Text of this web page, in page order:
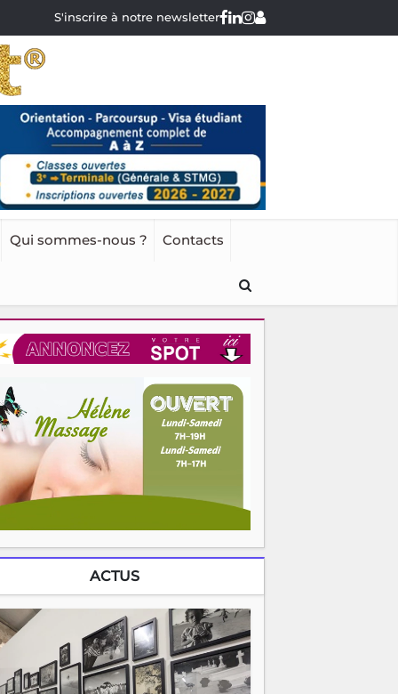
S'inscrire à notre newsletter
Qui sommes-nous ? Contacts
ACTUS